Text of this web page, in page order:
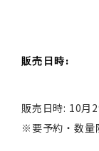
販売日時:
販売日時: 10月
※要予約・数量